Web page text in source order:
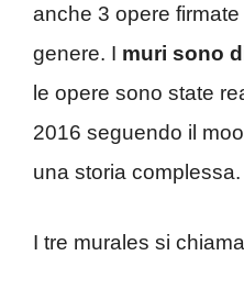
anche 3 opere
genere. I muri sono
le opere sono state
2016 seguendo il
una storia complessa.
I tre murales si